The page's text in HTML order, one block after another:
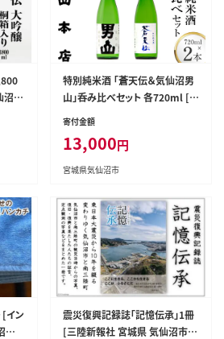
沼市
特別純米酒 「蒼天伝＆気仙沼男
山」呑み比べセット 各720ml [男
山本店 宮城県 気仙沼市 20563
飲み比べ セット
寄付金額
13,000円
宮城県気仙沼市
[イン
2
震災復興記録誌「記憶伝承」1冊
[三陸新報社 宮城県 気仙沼市 2